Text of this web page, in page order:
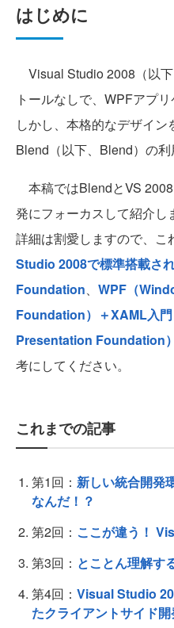
はじめに
Visual Studio 2008（以
トールなしで、WPFアプ
しかし、本格的なデザイ
Blend（以下、Blend）の利
本稿ではBlendとVS
発にフォーカスして紹介し
詳細は割愛しますので、こ
Studio 2008で標準搭載さ
Foundation、 WPF（
Foundation）＋XAML入
Presentation Foundation
考にしてください。
これまでの記事
第1回： 新しい統合開発
なんだ！？
第2回： ここが違う！
第3回： とことん理解す
第4回： Visual Studio
たクライアントサイド